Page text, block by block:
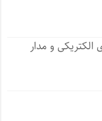
الکتریکی و مدار